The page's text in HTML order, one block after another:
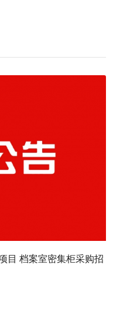
目 档案室密集柜采购招